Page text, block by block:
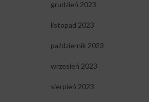
grudzień 2023
listopad 2023
październik 2023
wrzesień 2023
sierpień 2023